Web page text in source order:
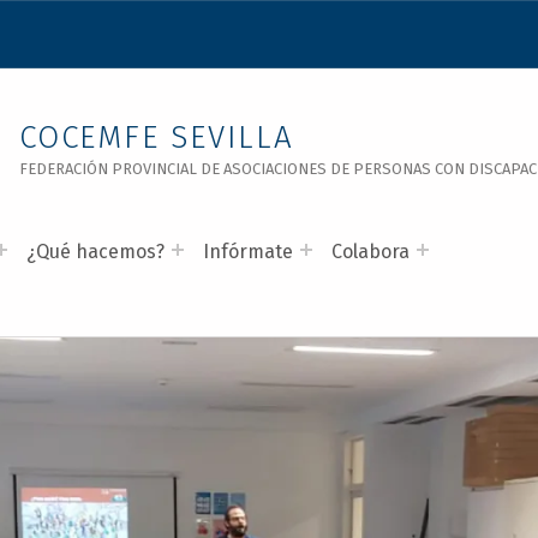
COCEMFE SEVILLA
FEDERACIÓN PROVINCIAL DE ASOCIACIONES DE PERSONAS CON
¿Qué hacemos? Infórmate Colabora